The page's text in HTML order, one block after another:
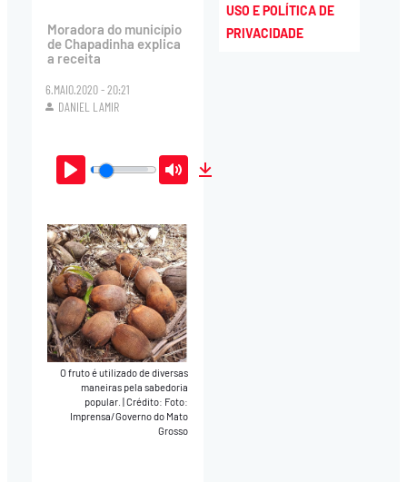
Moradora do município
de Chapadinha explica
a receita
6.MAIO.2020 - 20:21
DANIEL LAMIR
Play Mute
O fruto é utilizado de diversas
maneiras pela sabedoria
popular.|Crédito: Foto:
Imprensa/Governo do Mato
Grosso
USO E POLÍTICA DE
PRIVACIDADE